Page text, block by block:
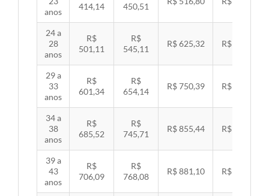
anos
414,14
450,51
24 a
28
anos
R$
501,11
R$
545,11
R$ 625,32 R$ 644,40
29 a
33
anos
R$
601,34
R$
654,14
R$ 750,39 R$ 773,29
34 a
38
anos
R$
685,52
R$
745,71
R$ 855,44 R$ 881,54
39 a
43
anos
R$
706,09
R$
768,08
R$ 881,10 R$ 907,99